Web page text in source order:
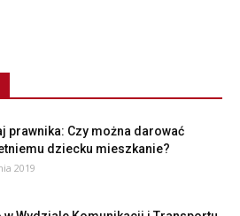
prawnika: Czy można darować
dziecku mieszkanie?
2019